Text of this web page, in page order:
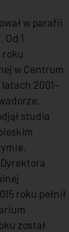
w parafii
1
roku
w Centrum
latach 2001-
studia
roku pełnił
został